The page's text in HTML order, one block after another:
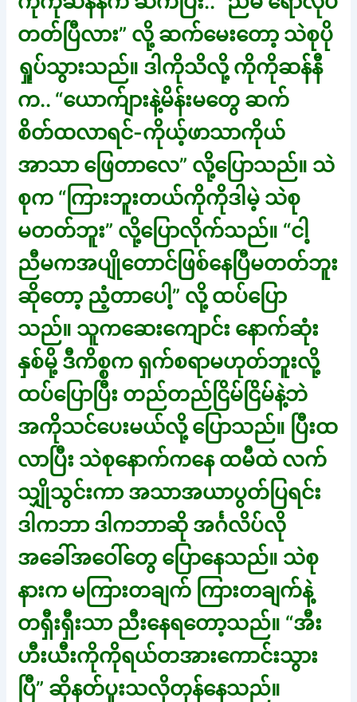
တတ်ပြီလား” လို့ ဆက်မေးတော့ သဲစုပို
ရှုပ်သွားသည်။ ဒါကိုသိလို့ ကိုကိုဆန်နီ
က.. “ယောက်ျားနဲ့မိန်းမတွေ ဆက်
စိတ်ထလာရင်-ကိုယ့်ဖာသာကိုယ်
အာသာ ဖြေတာလေ” လို့ပြောသည်။ သဲ
စုက “ကြားဘူးတယ်ကိုကိုဒါမဲ့ သဲစု
မတတ်ဘူး” လို့ပြောလိုက်သည်။ “ငါ့
ညီမကအပျိုတောင်ဖြစ်နေပြီမတတ်ဘူး
ဆိုတော့ ညံ့တာပေါ့” လို့ ထပ်ပြော
သည်။ သူကဆေးကျောင်း နောက်ဆုံး
နှစ်မို့ ဒီကိစ္စက ရှက်စရာမဟုတ်ဘူးလို့
ထပ်ပြောပြီး တည်တည်ငြိမ်ငြိမ်နဲ့ဘဲ
အကိုသင်ပေးမယ်လို့ ပြောသည်။ ပြီးထ
လာပြီး သဲစုနောက်ကနေ ထမီထဲ လက်
သျှိုသွင်းကာ အသာအယာပွတ်ပြရင်း
ဒါကဘာ ဒါကဘာဆို အင်္ဂလိပ်လို
အခေါ်အဝေါ်တွေ ပြောနေသည်။ သဲစု
နားက မကြားတချက် ကြားတချက်နဲ့
တရှီးရှီးသာ ညီးနေရတော့သည်။ “အီး
ဟီးယီးကိုကိုရယ်တအားကောင်းသွား
ပြီ” ဆိုနတ်ပူးသလိုတုန်နေသည်။